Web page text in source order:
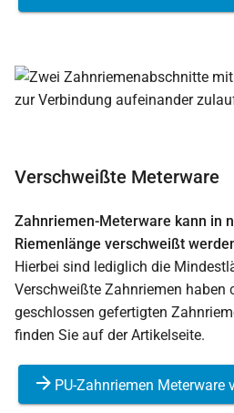
Verschweißte Meterware
Zahnriemen-Meterware kann in
Riemenlänge verschweißt
Hierbei sind lediglich die
Verschweißte Zahnriemen haben
geschlossen gefertigten
finden Sie auf der Artikelseite.
PU-Zahnriemen Meterware